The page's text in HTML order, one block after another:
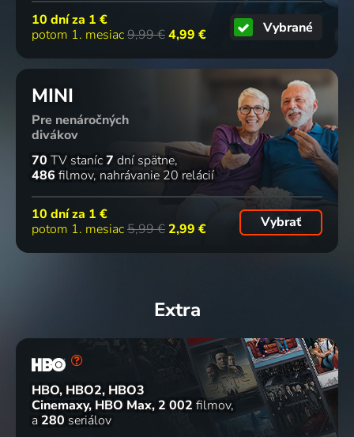
10 dní za 1 €
potom 1. mesiac9,99 €4,99 € Vybrané
MINI
Pre nenáročných
divákov
70 TV staníc7 dní spätne
486 filmov nahrávanie 20 relácií
10 dní za 1 €
potom 1. mesiac5,99 € 2,99 € Vybrať
Extra
HBO, HBO2, HBO3
Cinemaxy, HBO Max 2 002 filmov
a 280 seriálov